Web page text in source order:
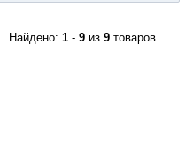
Найдено: 1 - 9 из 9 товаров